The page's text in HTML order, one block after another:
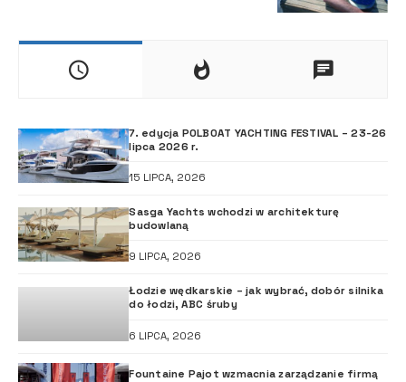
7. edycja POLBOAT YACHTING FESTIVAL – 23-26
lipca 2026 r.
15 LIPCA, 2026
Sasga Yachts wchodzi w architekturę
budowlaną
9 LIPCA, 2026
Łodzie wędkarskie – jak wybrać, dobór silnika
do łodzi, ABC śruby
6 LIPCA, 2026
Fountaine Pajot wzmacnia zarządzanie firmą